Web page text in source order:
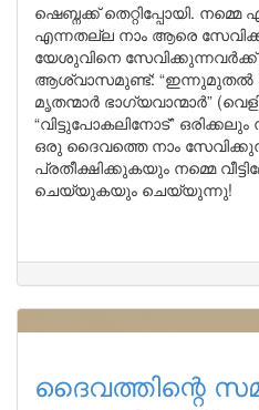
ഷെബ്നക്ക് തെറ്റിപ്പോയി.
എന്നതല്ല നാം ആരെ
യേശുവിനെ
ആശ്വാസമുണ്ട്: “ഇന്നുമുതൽ
മൃതന്മാർ ഭാഗ്യവാന്മാർ”
“വിട്ടുപോകലിനോട്”
ഒരു ദൈവത്തെ നാം
പ്രതീക്ഷിക്കുകയും നമ്മെ
ചെയ്യുകയും ചെയ്യുന്നു!
ദൈവത്തിന്റെ